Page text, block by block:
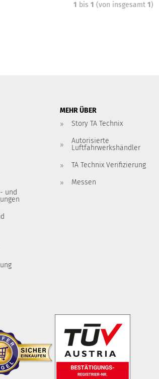
1 bis 1 (von insgesamt 1)
und
MEHR ÜBER
Story TA Technix
Autorisierte
Luftfahrwerkshändler
TA Technix Verifizierung
Messen